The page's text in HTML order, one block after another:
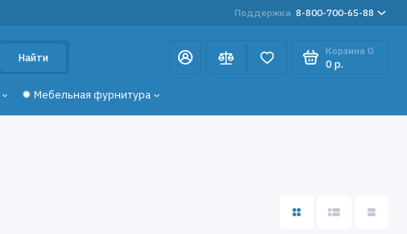
Поддержка 8-800-700-65-88
Найти
Корзина 0
0 р.
✹ Мебельная фурнитура